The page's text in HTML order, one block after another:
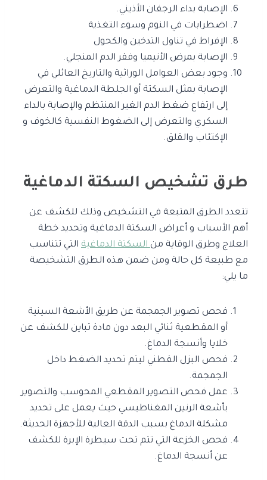
الإصابة بداء الرجفان الأذيني.
اضطرابات في النوم وسوء التغذية
الإفراط في تناول التدخين والكحول
الإصابة بمرض الأنيميا وفقر الدم المنجلي.
وجود بعض العوامل الوراثية والتاريخ العائلي في
الإصابة بمثل السكتة أو الجلطة الدماغية والتعرض
إلى ارتفاع ضغط الدم الغير المنتظم والإصابة بالداء
السكري والتعرض إلى الضغوط النفسية كالخوف و
الإكتئاب والقلق.
طرق تشخيص السكتة الدماغية
تتعدد الطرق المتبعة في التشخيص وذلك للكشف عن
أهم الأسباب و أعراض السكتة الدماغية وتحديد خطة
العلاج وطرق الوقاية منالسكتة الدماغية التي تتناسب
مع طبيعة كل حالة ومن ضمن هذه الطرق التشخيصة
ما يلي:
فحص تصوير الجمجمة عن طريق الأشعة السينية
أو المقطعية ثنائي البعد دون مادة تباين للكشف عن
خلايا وأنسجة الدماغ.
فحص البزل القطني ليتم تحديد الضغط داخل
الجمجمة.
عمل فحص التصوير المقطعي المحوسب والتصوير
بأشعة الرنين المغناطيسي حيث يعمل على تحديد
مشكلة الدماغ بسبب الدقة العالية للأجهزة الحديثة.
فحص الخزعة التي تتم تحت سيطرة الإبرة للكشف
عن أنسجة الدماغ.